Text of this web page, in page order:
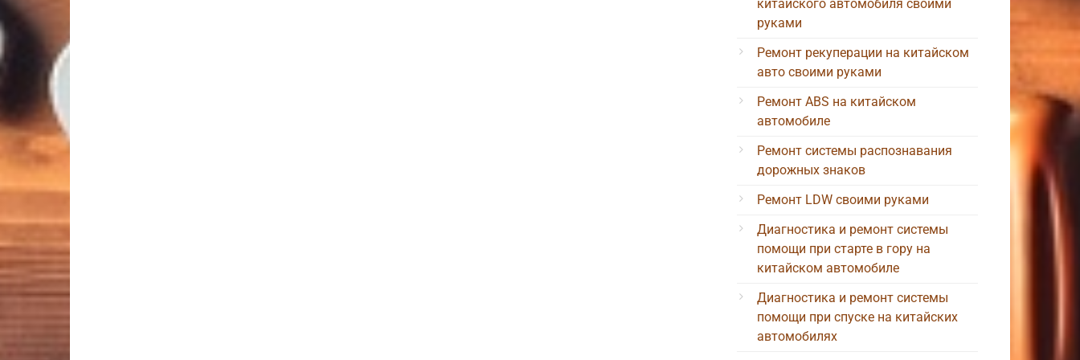
китайского автомобиля своими
руками
Ремонт рекуперации на китайском
авто своими руками
Ремонт ABS на китайском
автомобиле
Ремонт системы распознавания
дорожных знаков
Ремонт LDW своими руками
Диагностика и ремонт системы
помощи при старте в гору на
китайском автомобиле
Диагностика и ремонт системы
помощи при спуске на китайских
автомобилях